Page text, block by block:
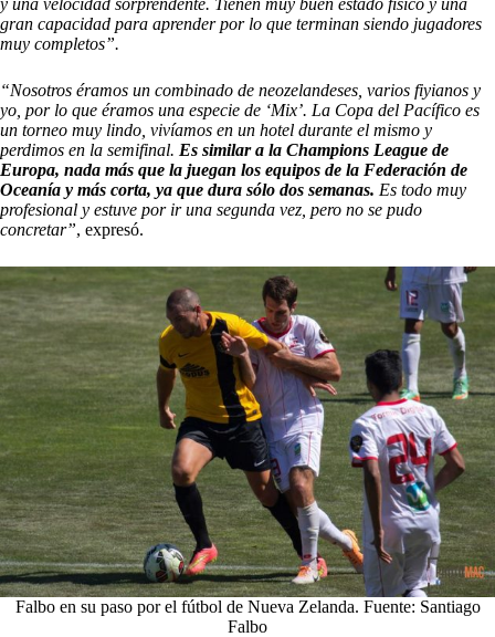
y una velocidad sorprendente. Tienen muy buen estado físico y una
gran capacidad para aprender por lo que terminan siendo jugadores
muy completos”.
“Nosotros éramos un combinado de neozelandeses, varios fiyianos y
yo, por lo que éramos una especie de ‘Mix’. La Copa del Pacífico es
un torneo muy lindo, vivíamos en un hotel durante el mismo y
perdimos en la semifinal. Es similar a la Champions League de
Europa, nada más que la juegan los equipos de la Federación de
Oceanía y más corta, ya que dura sólo dos semanas. Es todo muy
profesional y estuve por ir una segunda vez, pero no se pudo
concretar”, expresó.
Falbo en su paso por el fútbol de Nueva Zelanda. Fuente: Santiago
Falbo